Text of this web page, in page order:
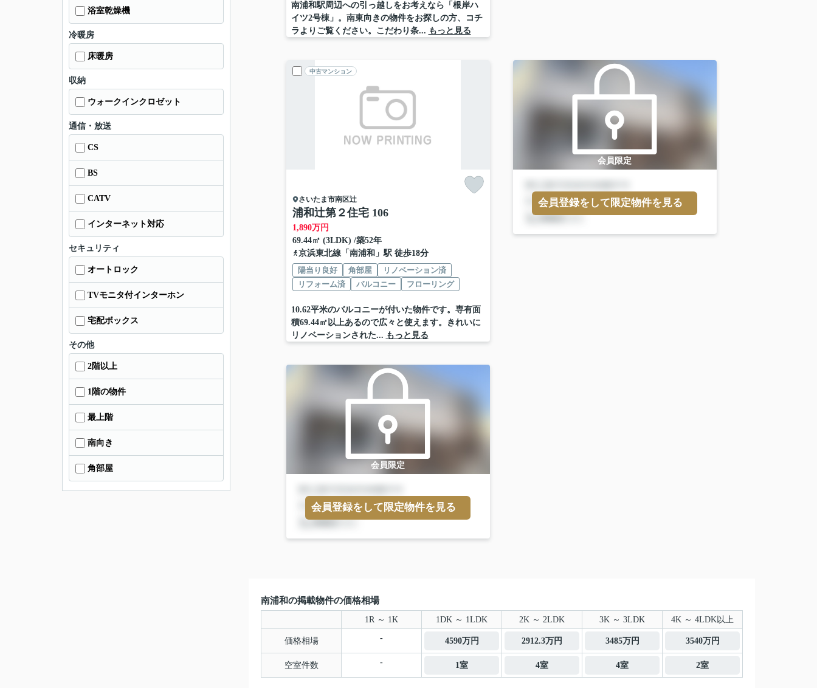
南浦和駅周辺への引っ越しをお考えなら「根岸ハ
イツ2号棟」。南東向きの物件をお探しの方、コチ
ラよりご覧ください。こだわり条... もっと見る
中古マンション
さいたま市南区辻
浦和辻第２住宅 106
1,890万円
69.44㎡ (3LDK) /築52年
京浜東北線「 南浦和 」駅 徒歩18分
陽当り良好
角部屋
リノベーション済
リフォーム済
バルコニー フローリング
10.62平米のバルコニーが付いた物件です。専有面
積69.44㎡以上あるので広々と使えます。きれいに
リノベーションされた... もっと見る
会員限定
会員登録をして限定物件を見る
会員限定
会員登録をして限定物件を見る
南浦和の掲載物件の価格相場
1R ～ 1K 1DK ～ 1LDK 2K ～ 2LDK 3K ～ 3LDK 4K ～ 4LDK以上
価格相場 - 4590万円 2912.3万円 3485万円 3540万円
空室件数 - 1室 4室 4室 2室
浴室乾燥機
冷暖房
床暖房
収納
ウォークインクロゼット
通信・放送
CS
BS
CATV
インターネット対応
セキュリティ
オートロック
TVモニタ付インターホン
宅配ボックス
その他
2階以上
1階の物件
最上階
南向き
角部屋